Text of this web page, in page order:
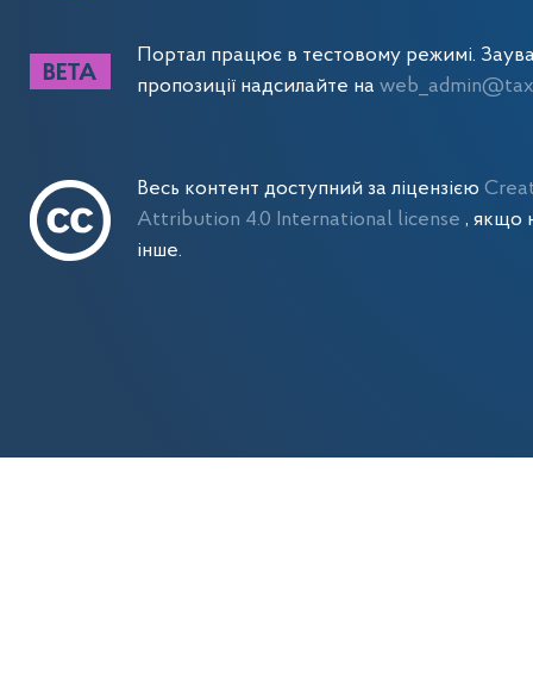
Портал працює в тестовому режимі.
пропозиції надсилайте на
Весь контент доступний за ліцензією
Attribution 4.0 International license , якщо
інше.